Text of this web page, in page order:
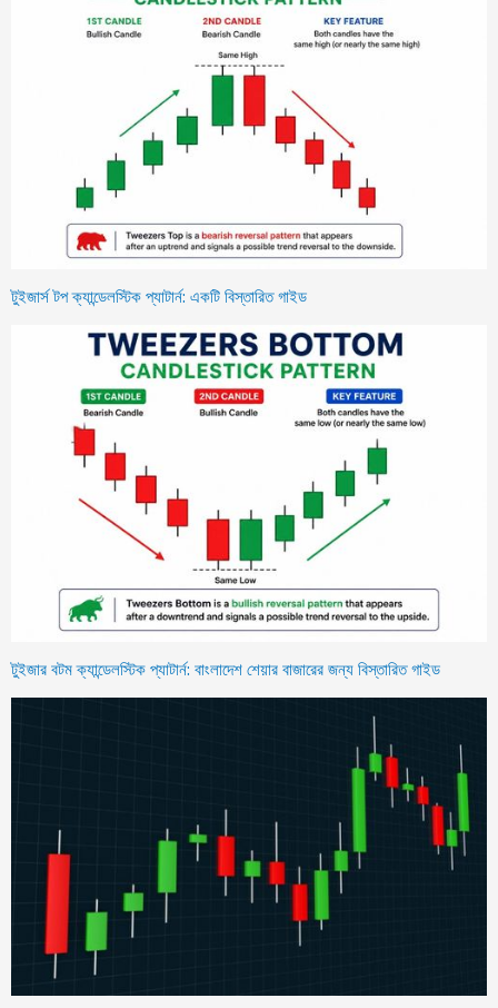
টুইজার্স টপ ক্যান্ডেলস্টিক প্যাটার্ন: একটি বিস্তারিত গাইড
টুইজার বটম ক্যান্ডেলস্টিক প্যাটার্ন: বাংলাদেশ শেয়ার বাজারের জন্য বিস্তারিত গাইড